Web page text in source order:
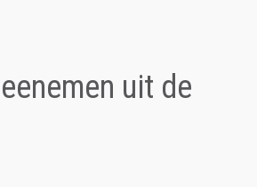
uit de